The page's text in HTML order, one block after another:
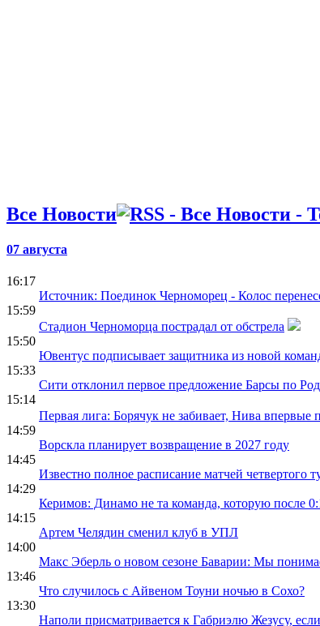
Все Новости
07 августа
16:17
Источник: Поединок Черноморец - Колос
15:59
Стадион Черноморца пострадал от обстрела
15:50
Ювентус подписывает защитника из новой
15:33
Сити отклонил первое предложение Барсы по
15:14
Первая лига: Борячук не забивает, Нива впервые
14:59
Ворскла планирует возвращение в 2027 году
14:45
Известно полное расписание матчей четвертого
14:29
Керимов: Динамо не та команда, которую после
14:15
Артем Челядин сменил клуб в УПЛ
14:00
Макс Эберль о новом сезоне Баварии: Мы
13:46
Что случилось с Айвеном Тоуни ночью в Сохо?
13:30
Наполи присматривается к Габриэлю Жезусу,